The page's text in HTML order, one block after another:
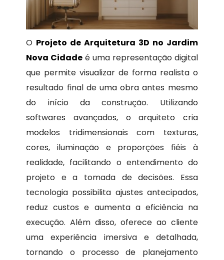
O Projeto de Arquitetura 3D no Jardim
Nova Cidade é uma representação digital
que permite visualizar de forma realista o
resultado final de uma obra antes mesmo
do início da construção. Utilizando
softwares avançados, o arquiteto cria
modelos tridimensionais com texturas,
cores, iluminação e proporções fiéis à
realidade, facilitando o entendimento do
projeto e a tomada de decisões. Essa
tecnologia possibilita ajustes antecipados,
reduz custos e aumenta a eficiência na
execução. Além disso, oferece ao cliente
uma experiência imersiva e detalhada,
tornando o processo de planejamento